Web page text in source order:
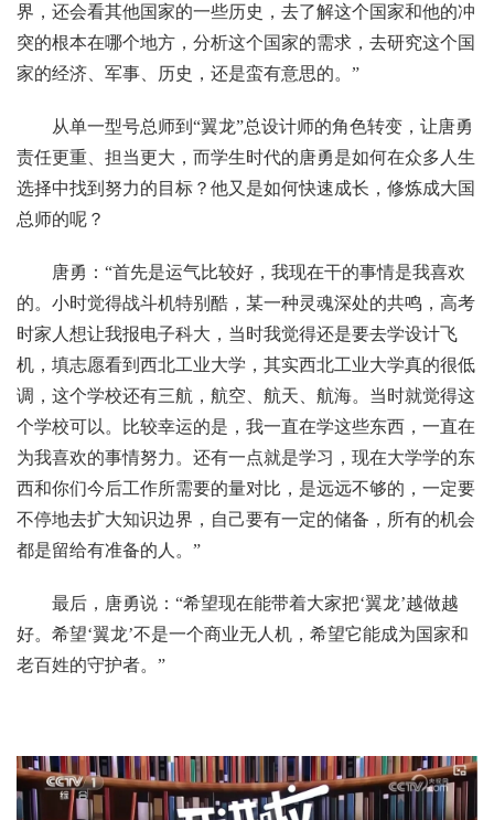
界，还会看其他国家的一些历史，去了解这个国家和他的冲
突的根本在哪个地方，分析这个国家的需求，去研究这个国
家的经济、军事、历史，还是蛮有意思的。”
从单一型号总师到“翼龙”总设计师的角色转变，让唐勇
责任更重、担当更大，而学生时代的唐勇是如何在众多人生
选择中找到努力的目标？他又是如何快速成长，修炼成大国
总师的呢？
唐勇：“首先是运气比较好，我现在干的事情是我喜欢
的。小时觉得战斗机特别酷，某一种灵魂深处的共鸣，高考
时家人想让我报电子科大，当时我觉得还是要去学设计飞
机，填志愿看到西北工业大学，其实西北工业大学真的很低
调，这个学校还有三航，航空、航天、航海。当时就觉得这
个学校可以。比较幸运的是，我一直在学这些东西，一直在
为我喜欢的事情努力。还有一点就是学习，现在大学学的东
西和你们今后工作所需要的量对比，是远远不够的，一定要
不停地去扩大知识边界，自己要有一定的储备，所有的机会
都是留给有准备的人。”
最后，唐勇说：“希望现在能带着大家把‘翼龙’越做越
好。希望‘翼龙’不是一个商业无人机，希望它能成为国家和
老百姓的守护者。”